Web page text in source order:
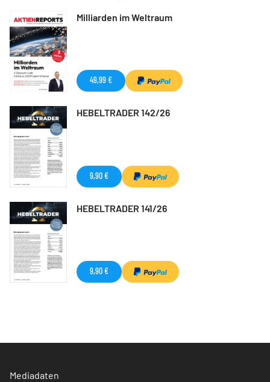
Milliarden im Weltraum
49,99 €
HEBELTRADER 142/26
9,90 €
HEBELTRADER 141/26
9,90 €
Mediadaten